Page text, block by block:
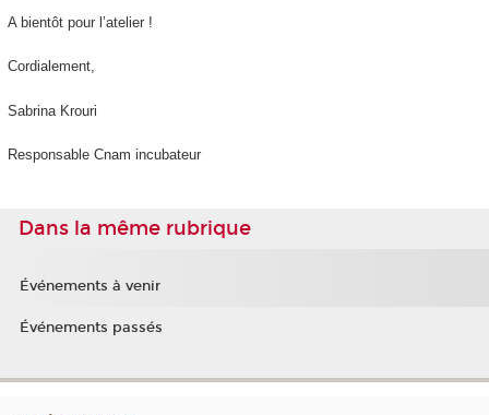
A bientôt pour l’atelier !
Cordialement,
Sabrina Krouri
Responsable Cnam incubateur
Dans la même rubrique
Événements à venir
Événements passés